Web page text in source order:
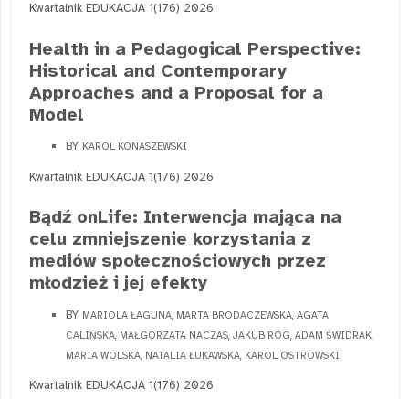
Kwartalnik EDUKACJA 1(176) 2026
Health in a Pedagogical Perspective:
Historical and Contemporary
Approaches and a Proposal for a
Model
BY KAROL KONASZEWSKI
Kwartalnik EDUKACJA 1(176) 2026
Bądź onLife: Interwencja mająca na
celu zmniejszenie korzystania z
mediów społecznościowych przez
młodzież i jej efekty
BY MARIOLA ŁAGUNA, MARTA BRODACZEWSKA, AGATA
CALIŃSKA, MAŁGORZATA NACZAS, JAKUB RÓG, ADAM ŚWIDRAK,
MARIA WOLSKA, NATALIA ŁUKAWSKA, KAROL OSTROWSKI
Kwartalnik EDUKACJA 1(176) 2026